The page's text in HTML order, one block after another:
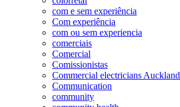
com e sem experiência
Com experiência
com ou sem experiencia
comerciais
Comercial
Comissionistas
Commercial electricians Auckland
Communication
community